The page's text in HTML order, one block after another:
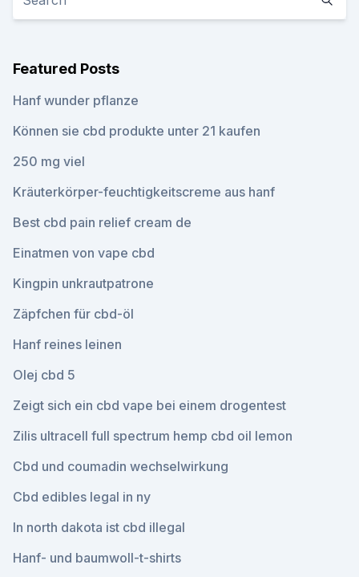
Featured Posts
Hanf wunder pflanze
Können sie cbd produkte unter 21 kaufen
250 mg viel
Kräuterkörper-feuchtigkeitscreme aus hanf
Best cbd pain relief cream de
Einatmen von vape cbd
Kingpin unkrautpatrone
Zäpfchen für cbd-öl
Hanf reines leinen
Olej cbd 5
Zeigt sich ein cbd vape bei einem drogentest
Zilis ultracell full spectrum hemp cbd oil lemon
Cbd und coumadin wechselwirkung
Cbd edibles legal in ny
In north dakota ist cbd illegal
Hanf- und baumwoll-t-shirts